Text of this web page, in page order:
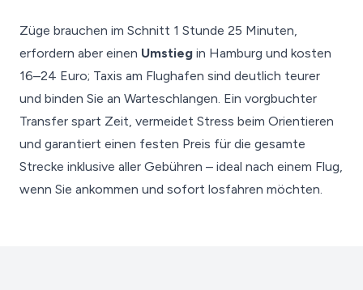
Züge brauchen im Schnitt 1 Stunde 25 Minuten,
erfordern aber einen Umstieg in Hamburg und kosten
16–24 Euro; Taxis am Flughafen sind deutlich teurer
und binden Sie an Warteschlangen. Ein vorgbuchter
Transfer spart Zeit, vermeidet Stress beim Orientieren
und garantiert einen festen Preis für die gesamte
Strecke inklusive aller Gebühren – ideal nach einem Flug,
wenn Sie ankommen und sofort losfahren möchten.